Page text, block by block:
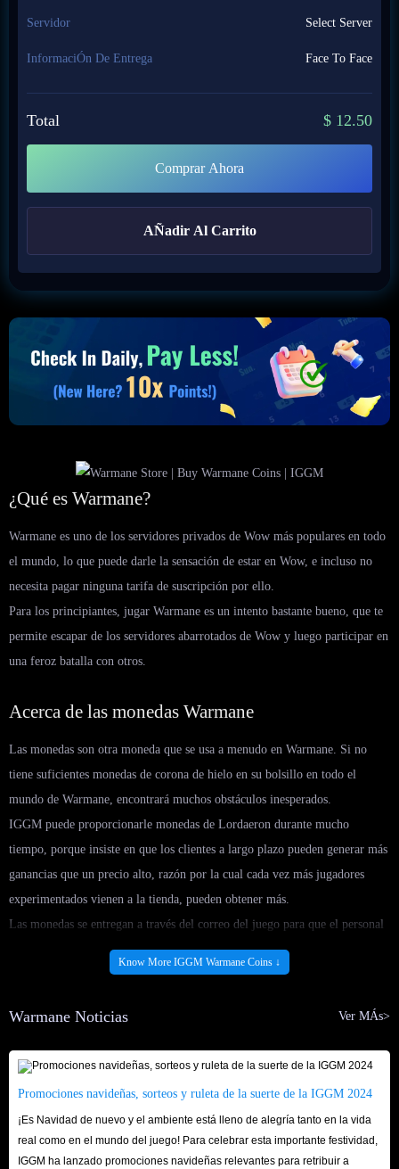
Servidor Select Server
InformaciÓn De Entrega Face To Face
Total $ 12.50
Comprar Ahora
AÑadir Al Carrito
¿Qué es Warmane?
Warmane es uno de los servidores privados de Wow más populares en todo
el mundo, lo que puede darle la sensación de estar en Wow, e incluso no
necesita pagar ninguna tarifa de suscripción por ello.
Para los principiantes, jugar Warmane es un intento bastante bueno, que te
permite escapar de los servidores abarrotados de Wow y luego participar en
una feroz batalla con otros.
Acerca de las monedas Warmane
Las monedas son otra moneda que se usa a menudo en Warmane. Si no
tiene suficientes monedas de corona de hielo en su bolsillo en todo el
mundo de Warmane, encontrará muchos obstáculos inesperados.
IGGM puede proporcionarle monedas de Lordaeron durante mucho
tiempo, porque insiste en que los clientes a largo plazo pueden generar más
ganancias que un precio alto, razón por la cual cada vez más jugadores
experimentados vienen a la tienda, pueden obtener más.
Las monedas se entregan a través del correo del juego para que el personal
lo haga más rápido. E IGGM recibió una calificación de satisfacción
general de 5.0 de más de 2000 clientes, eso se debe a que siempre tiene en
Antes de comprar, el servicio de atención al cliente 24/7 responderá todas
sus preguntas, manténgase en contacto con nosotros.
Know More IGGM Warmane Coins ↓
Warmane Noticias Ver MÁs>
Promociones navideñas, sorteos y ruleta de la suerte de la IGGM 2024
¡Es Navidad de nuevo y el ambiente está lleno de alegría tanto en la vida
real como en el mundo del juego! Para celebrar esta importante festividad,
IGGM ha lanzado promociones navideñas relevantes para retribuir a